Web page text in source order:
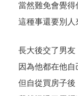
當然難免會覺
這種事還要別
長大後交了男
因為他都在他
但自從買房子